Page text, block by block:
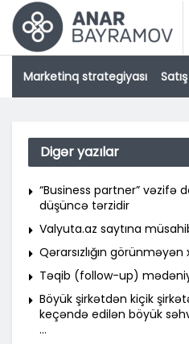
Marketinq strategiyası
Digər yazılar
“Business partner” vəzifə
düşüncə tərzidir
Valyuta.az saytına
Qərarsızlığın görünməyən
Təqib (follow-up)
Böyük şirkətdən kiçik
keçəndə edilən böyük
…